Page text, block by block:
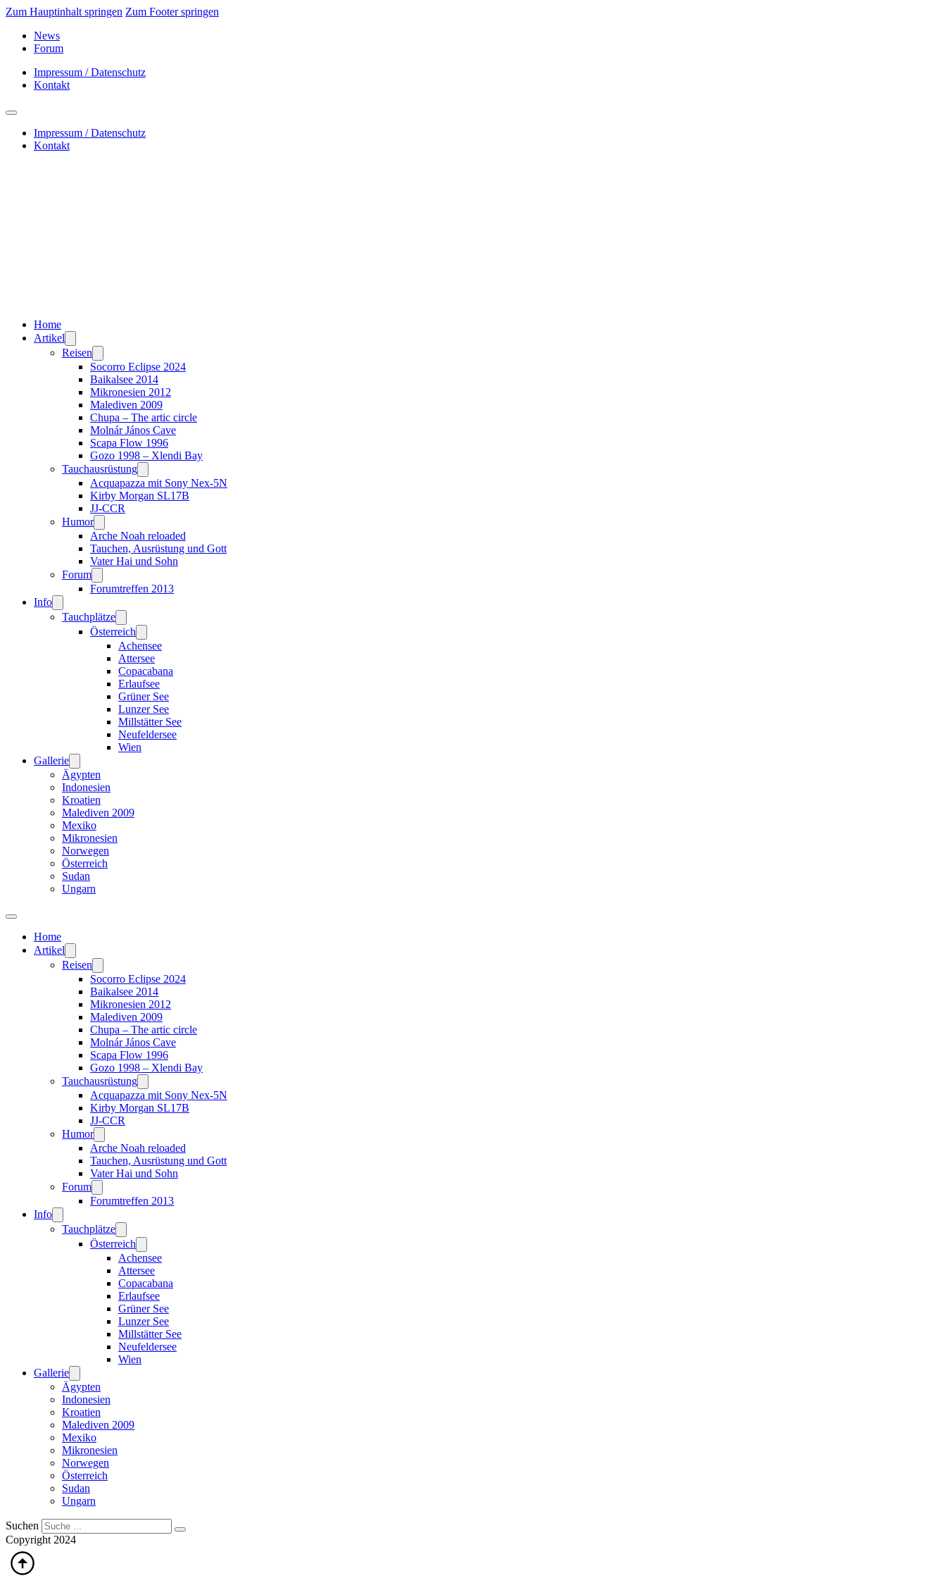
Zum Hauptinhalt springen Zum Footer springen
News
Forum
Impressum / Datenschutz
Kontakt
Impressum / Datenschutz
Kontakt
Home
Artikel
Reisen
Socorro Eclipse 2024
Baikalsee 2014
Mikronesien 2012
Malediven 2009
Chupa – The artic circle
Molnár János Cave
Scapa Flow 1996
Gozo 1998 – Xlendi Bay
Tauchausrüstung
Acquapazza mit Sony Nex-5N
Kirby Morgan SL17B
JJ-CCR
Humor
Arche Noah reloaded
Tauchen, Ausrüstung und Gott
Vater Hai und Sohn
Forum
Forumtreffen 2013
Info
Tauchplätze
Österreich
Achensee
Attersee
Copacabana
Erlaufsee
Grüner See
Lunzer See
Millstätter See
Neufeldersee
Wien
Gallerie
Ägypten
Indonesien
Kroatien
Malediven 2009
Mexiko
Mikronesien
Norwegen
Österreich
Sudan
Ungarn
Home
Artikel
Reisen
Socorro Eclipse 2024
Baikalsee 2014
Mikronesien 2012
Malediven 2009
Chupa – The artic circle
Molnár János Cave
Scapa Flow 1996
Gozo 1998 – Xlendi Bay
Tauchausrüstung
Acquapazza mit Sony Nex-5N
Kirby Morgan SL17B
JJ-CCR
Humor
Arche Noah reloaded
Tauchen, Ausrüstung und Gott
Vater Hai und Sohn
Forum
Forumtreffen 2013
Info
Tauchplätze
Österreich
Achensee
Attersee
Copacabana
Erlaufsee
Grüner See
Lunzer See
Millstätter See
Neufeldersee
Wien
Gallerie
Ägypten
Indonesien
Kroatien
Malediven 2009
Mexiko
Mikronesien
Norwegen
Österreich
Sudan
Ungarn
Suchen
Copyright 2024